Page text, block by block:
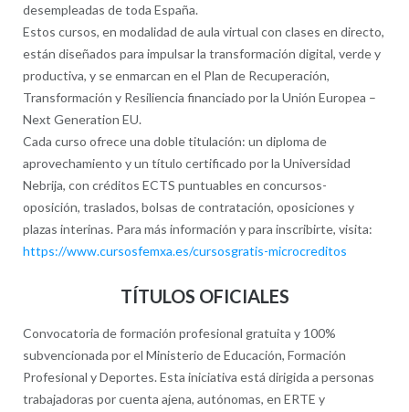
desempleadas de toda España.
Estos cursos, en modalidad de aula virtual con clases en directo,
están diseñados para impulsar la transformación digital, verde y
productiva, y se enmarcan en el Plan de Recuperación,
Transformación y Resiliencia financiado por la Unión Europea –
Next Generation EU.​
Cada curso ofrece una doble titulación: un diploma de
aprovechamiento y un título certificado por la Universidad
Nebrija, con créditos ECTS puntuables en concursos-
oposición, traslados, bolsas de contratación, oposiciones y
plazas interinas. Para más información y para inscribirte, visita:
https://www.cursosfemxa.es/cursosgratis-microcreditos
TÍTULOS OFICIALES
Convocatoria de formación profesional gratuita y 100%
subvencionada por el Ministerio de Educación, Formación
Profesional y Deportes. Esta iniciativa está dirigida a personas
trabajadoras por cuenta ajena, autónomas, en ERTE y